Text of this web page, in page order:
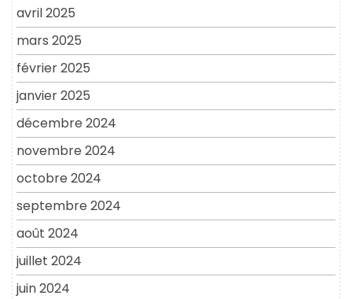
avril 2025
mars 2025
février 2025
janvier 2025
décembre 2024
novembre 2024
octobre 2024
septembre 2024
août 2024
juillet 2024
juin 2024